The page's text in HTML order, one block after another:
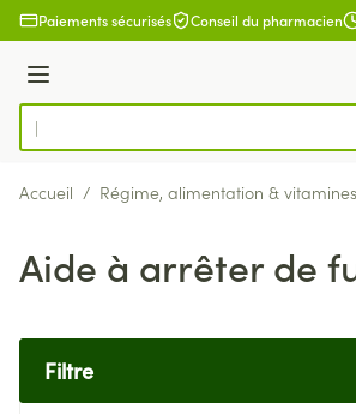
Aller au contenu
Paiements sécurisés Conseil du pharmacien
Menu
Rechercher
Accueil / Régime, alimentation & vitamines
Aide à arrêter de
Filtre